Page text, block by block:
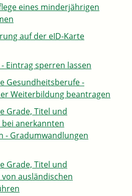
eines minderjährigen
auf der eID-Karte
Eintrag sperren lassen
Gesundheitsberufe -
Weiterbildung beantragen
Grade, Titel und
bei anerkannten
- Gradumwandlungen
Grade, Titel und
ausländischen